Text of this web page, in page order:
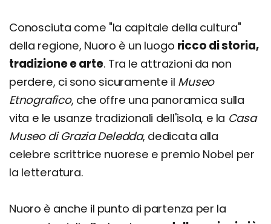
Conosciuta come "la capitale della cultura"
della regione, Nuoro è un luogo ricco di storia,
tradizione e arte. Tra le attrazioni da non
perdere, ci sono sicuramente il Museo
Etnografico, che offre una panoramica sulla
vita e le usanze tradizionali dell'isola, e la Casa
Museo di Grazia Deledda, dedicata alla
celebre scrittrice nuorese e premio Nobel per
la letteratura.
Nuoro è anche il punto di partenza per la